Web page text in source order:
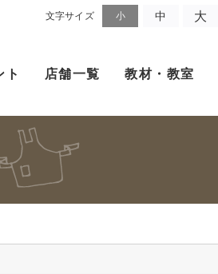
文字サイズ 小 中 大
ト 店舗一覧 教材・教室